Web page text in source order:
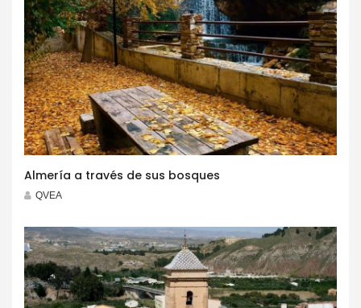
Almería a través de sus bosques
QVEA